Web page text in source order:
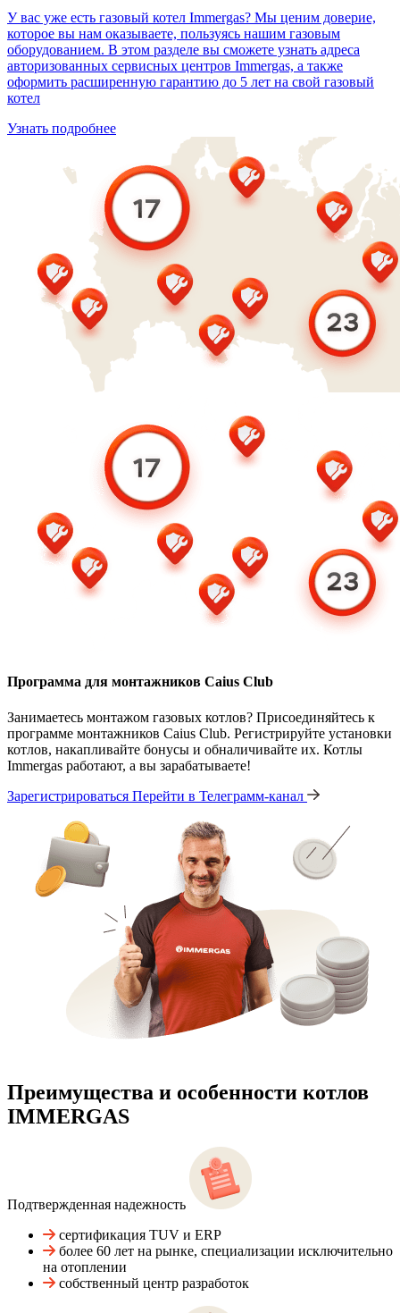
У вас уже есть газовый котел Immergas? Мы ценим доверие,
которое вы нам оказываете, пользуясь нашим газовым
оборудованием. В этом разделе вы сможете узнать адреса
авторизованных сервисных центров Immergas, а также
оформить расширенную гарантию до 5 лет на свой газовый
котел
Узнать подробнее
Программа для монтажников Caius Club
Занимаетесь монтажом газовых котлов? Присоединяйтесь к
программе монтажников Caius Club. Регистрируйте установки
котлов, накапливайте бонусы и обналичивайте их. Котлы
Immergas работают, а вы зарабатываете!
Зарегистрироваться Перейти в Телеграмм-канал
Преимущества и особенности котлов
IMMERGAS
Подтвержденная надежность
сертификация TUV и ERP
более 60 лет на рынке, специализации исключительно
на отоплении
собственный центр разработок